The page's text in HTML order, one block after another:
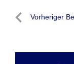
Vorheriger